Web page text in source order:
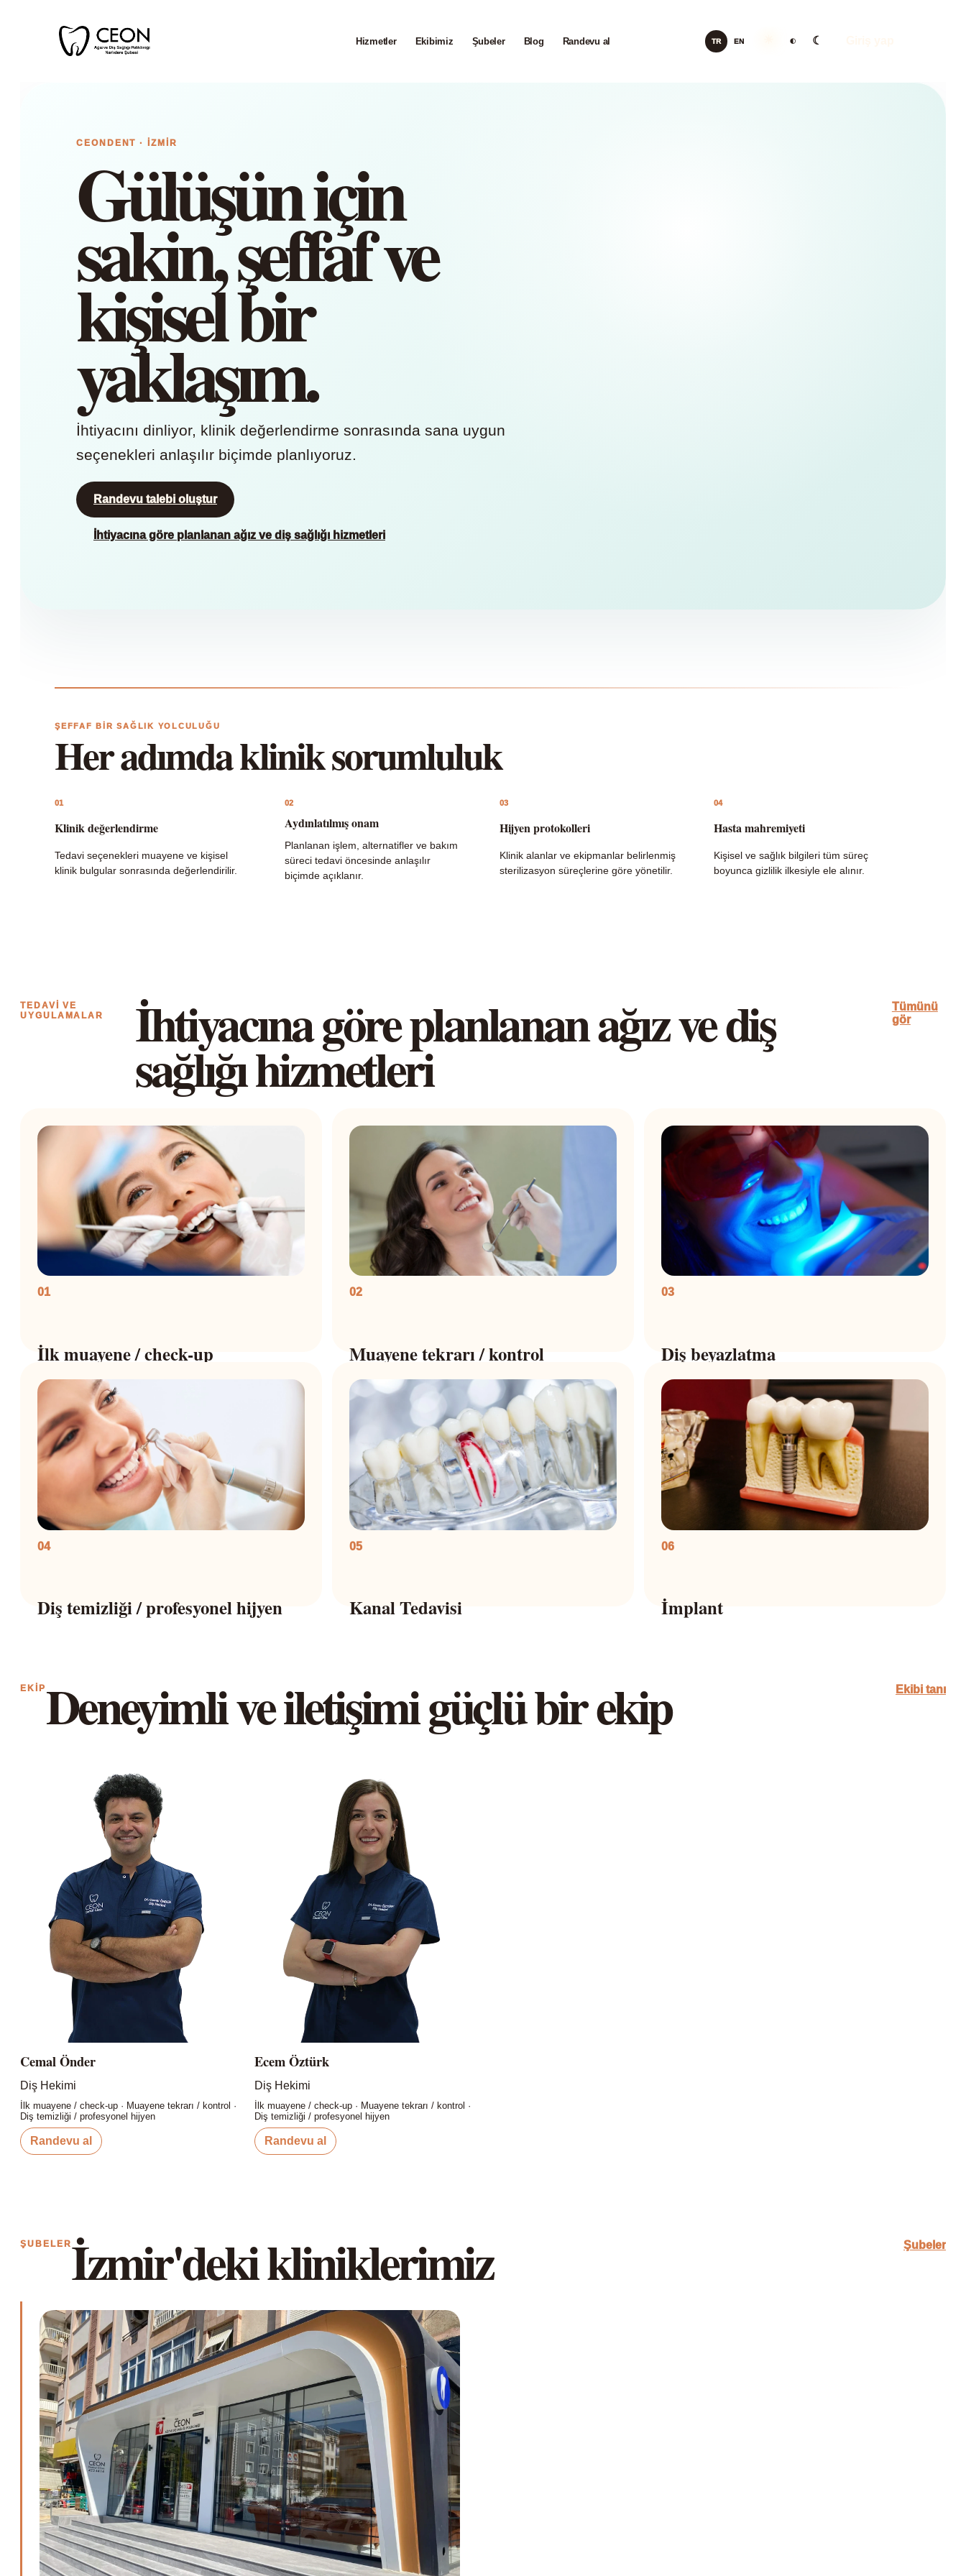
Hizmetler Ekibimiz Şubeler Blog Randevu al TR EN ◐ ☾
CEONDENT · İZMIR
Gülüşün için
sakin, şeffaf ve
kişisel bir
yaklaşım.
İhtiyacını dinliyor, klinik değerlendirme sonrasında sana uygun
seçenekleri anlaşılır biçimde planlıyoruz.
Randevu talebi oluştur
İhtiyacına göre planlanan ağız ve diş sağlığı hizmetleri
ŞEFFAF BIR SAĞLIK YOLCULUĞU
Her adımda klinik sorumluluk
01
Klinik değerlendirme
Tedavi seçenekleri muayene ve kişisel
klinik bulgular sonrasında değerlendirilir.
02
Aydınlatılmış onam
Planlanan işlem, alternatifler ve bakım
süreci tedavi öncesinde anlaşılır
biçimde açıklanır.
03
Hijyen protokolleri
Klinik alanlar ve ekipmanlar belirlenmiş
sterilizasyon süreçlerine göre yönetilir.
04
Hasta mahremiyeti
Kişisel ve sağlık bilgileri tüm süreç
boyunca gizlilik ilkesiyle ele alınır.
TEDAVI VE
UYGULAMALAR
İhtiyacına göre planlanan ağız ve diş
sağlığı hizmetleri
Tümünü
gör
01
İlk muayene / check-up
02
Muayene tekrarı / kontrol
03
Diş beyazlatma
04
Diş temizliği / profesyonel hijyen
05
Kanal Tedavisi
06
İmplant
EKIP Deneyimli ve iletişimi güçlü bir ekip Ekibi tanı
Cemal Önder
Diş Hekimi
İlk muayene / check-up · Muayene tekrarı / kontrol ·
Diş temizliği / profesyonel hijyen
Randevu al
Ecem Öztürk
Diş Hekimi
İlk muayene / check-up · Muayene tekrarı / kontrol ·
Diş temizliği / profesyonel hijyen
Randevu al
ŞUBELERİzmir'deki kliniklerimiz Şubeler